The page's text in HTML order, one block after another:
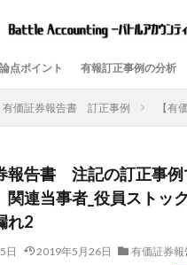
点ポイント 有報訂正事例の分析
有価証券報告書 訂正事例 【
報告書 注記の訂正事
関連当事者_役員ストッ
れ2
日 2019年5月26日 有価証券